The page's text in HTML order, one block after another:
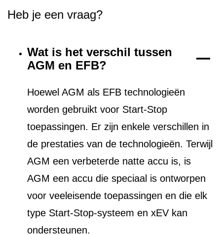
Heb je een vraag?
Wat is het verschil tussen
AGM en EFB?
Hoewel AGM als EFB technologieën
worden gebruikt voor Start-Stop
toepassingen. Er zijn enkele verschillen in
de prestaties van de technologieën. Terwijl
AGM een verbeterde natte accu is, is
AGM een accu die speciaal is ontworpen
voor veeleisende toepassingen en die elk
type Start-Stop-systeem en xEV kan
ondersteunen.